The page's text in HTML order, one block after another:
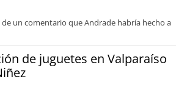
un comentario que Andrade habría hecho a
de juguetes en Valparaíso